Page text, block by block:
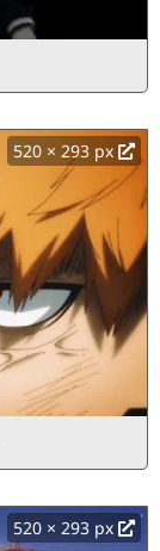
520 × 293 px
520 × 293 px